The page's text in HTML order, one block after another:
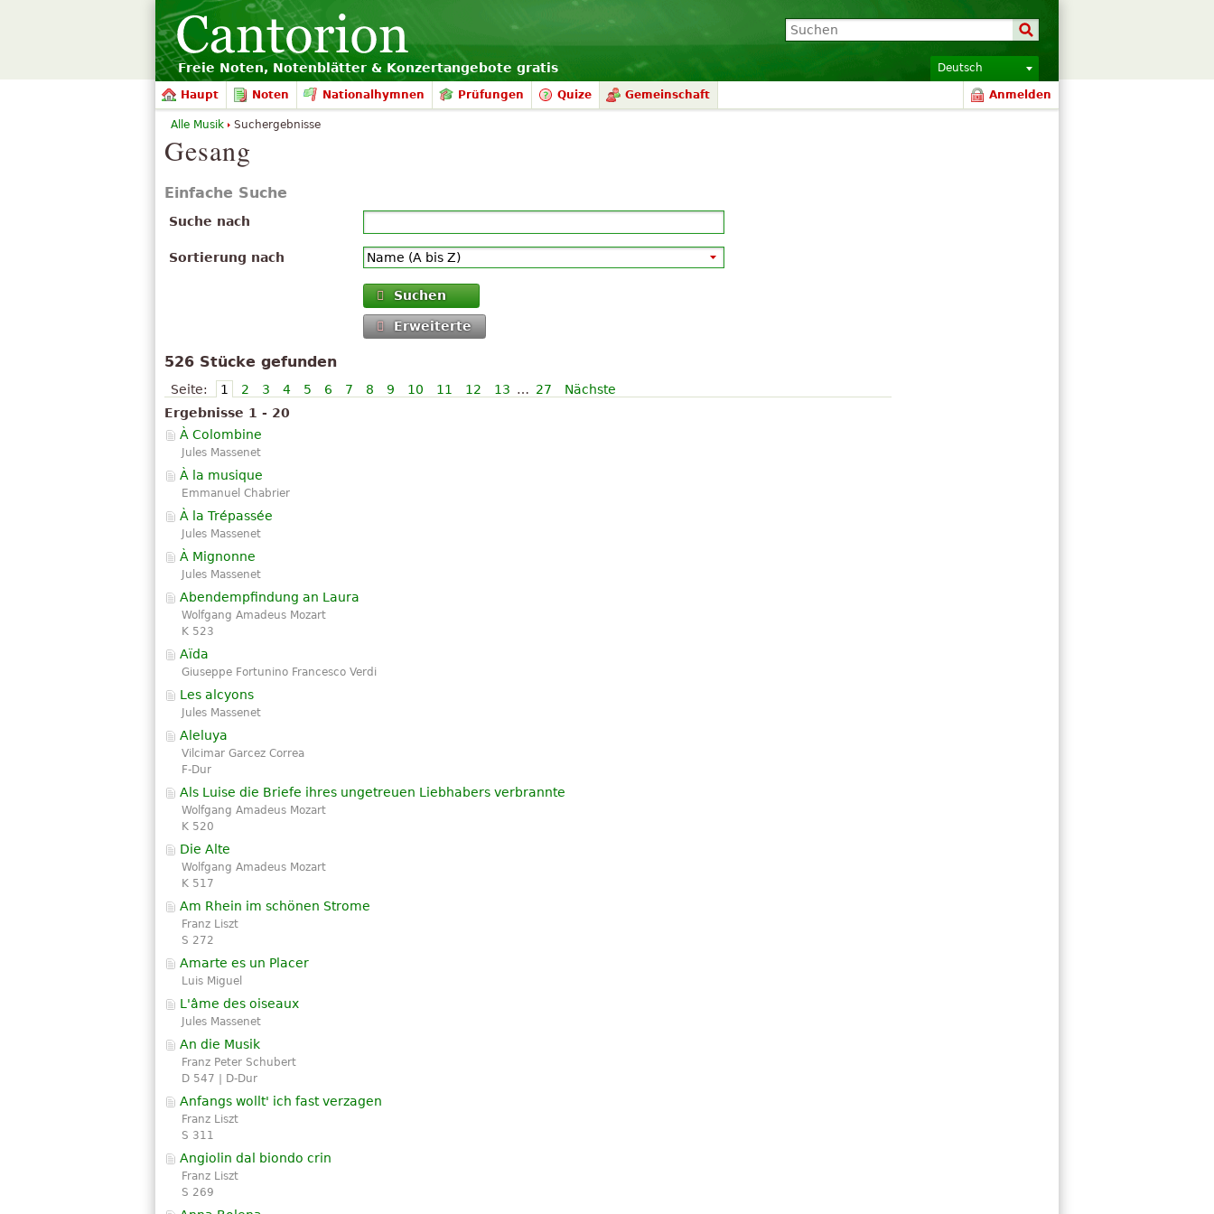
Freie Noten, Notenblätter & Konzertangebote gratis Deutsch
Haupt Noten Nationalhymnen Prüfungen Quize Gemeinschaft Anmelden
Gesang
Einfache Suche
Suche nach
Sortierung nach
Suchen
Erweiterte
526 Stücke gefunden
Seite: 1 2 3 4 5 6 7 8 9 10 11 12 13 … 27
Nächste
Ergebnisse 1 - 20
À Colombine
Jules Massenet
À la musique
Emmanuel Chabrier
À la Trépassée
Jules Massenet
À Mignonne
Jules Massenet
Abendempfindung an Laura
Wolfgang Amadeus Mozart
K 523
Aïda
Giuseppe Fortunino Francesco Verdi
Les alcyons
Jules Massenet
Aleluya
Vilcimar Garcez Correa
F-Dur
Als Luise die Briefe ihres ungetreuen Liebhabers verbrannte
Wolfgang Amadeus Mozart
K 520
Die Alte
Wolfgang Amadeus Mozart
K 517
Am Rhein im schönen Strome
Franz Liszt
S 272
Amarte es un Placer
Luis Miguel
L'âme des oiseaux
Jules Massenet
An die Musik
Franz Peter Schubert
D 547 | D-Dur
Anfangs wollt' ich fast verzagen
Franz Liszt
S 311
Angiolin dal biondo crin
Franz Liszt
S 269
Alle Musik Suchergebnisse